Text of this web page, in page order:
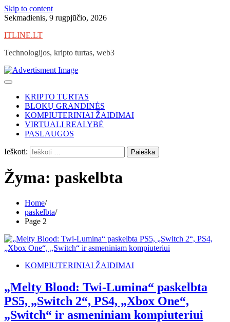
Skip to content
Sekmadienis, 9 rugpjūčio, 2026
ITLINE.LT
Technologijos, kripto turtas, web3
KRIPTO TURTAS
BLOKŲ GRANDINĖS
KOMPIUTERINIAI ŽAIDIMAI
VIRTUALI REALYBĖ
PASLAUGOS
Ieškoti:
Žyma: paskelbta
Home
paskelbta
Page 2
KOMPIUTERINIAI ŽAIDIMAI
„Melty Blood: Twi-Lumina“ paskelbta
PS5, „Switch 2“, PS4, „Xbox One“,
„Switch“ ir asmeniniam kompiuteriui